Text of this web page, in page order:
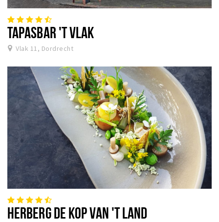
TAPASBAR 'T VLAK
Vlak 11, Dordrecht
HERBERG DE KOP VAN 'T LAND